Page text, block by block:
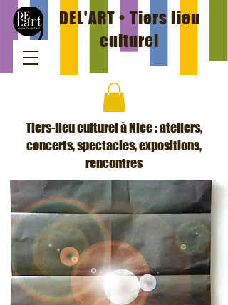
DEL'ART • Tiers lieu
culturel
Tiers-lieu culturel à Nice : ateliers,
concerts, spectacles, expositions,
rencontres